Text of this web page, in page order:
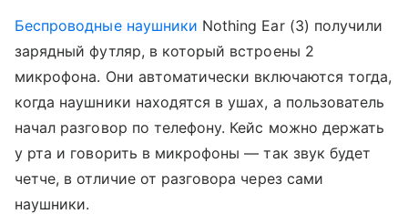
Беспроводные наушники Nothing Ear (3) получили
зарядный футляр, в который встроены 2
микрофона. Они автоматически включаются тогда,
когда наушники находятся в ушах, а пользователь
начал разговор по телефону. Кейс можно держать
у рта и говорить в микрофоны — так звук будет
четче, в отличие от разговора через сами
наушники.